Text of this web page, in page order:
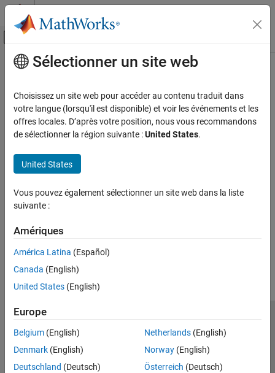
Passer au contenu
Activer/désactiver l'affichage du menu
Accueil de la documentation
Contenu principal
How useful was this information?
Sélectionner un site web
Choisissez un site web pour accéder au contenu traduit dans
votre langue (lorsqu'il est disponible) et voir les événements et les
offres locales. D’après votre position, nous vous recommandons
de sélectionner la région suivante :United States.
United States
Vous pouvez également sélectionner un site web dans la liste
suivante :
Amériques
América Latina (Español)
Canada (English)
United States (English)
Europe
Belgium (English)
Denmark (English)
Deutschland (Deutsch)
Netherlands(English)
Norway(English)
Österreich (Deutsch)
Lutte anti-piratage
Contacts locaux
© 1994-2026 The MathWorks, Inc.